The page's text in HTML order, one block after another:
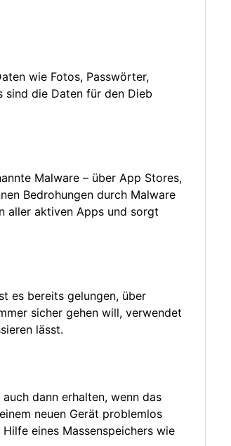
wie Fotos, Passwörter,
sind die Daten für den Dieb
Malware – über App Stores,
Bedrohungen durch Malware
aller aktiven Apps und sorgt
es bereits gelungen, über
sicher gehen will, verwendet
lässt.
dann erhalten, wenn das
neuen Gerät problemlos
eines Massenspeichers wie